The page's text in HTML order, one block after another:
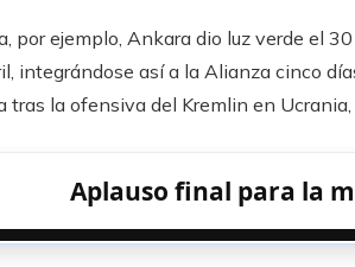
por ejemplo, Ankara dio luz verde el
integrándose así a la Alianza cinco
tras la ofensiva del Kremlin en
Aplauso final para la